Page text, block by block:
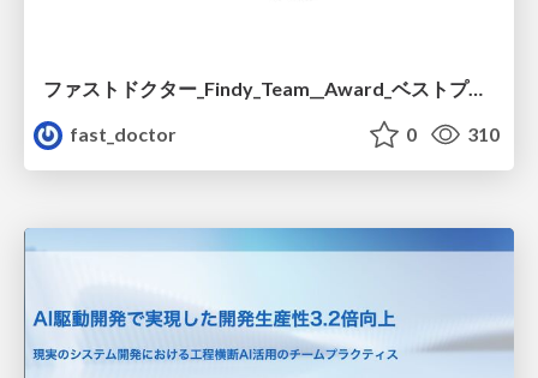
ファストドクター_Findy_Team__Award_ベストプラクティス賞.pdf
fast_doctor
0 310